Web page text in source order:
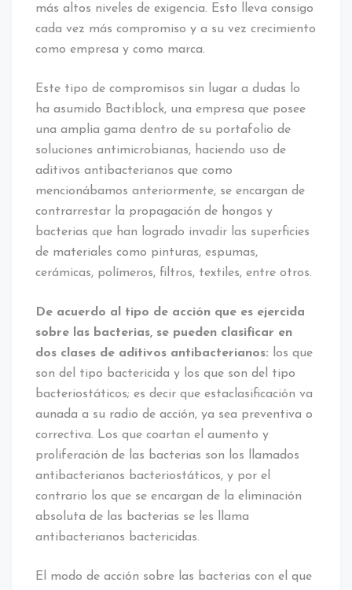
más altos niveles de exigencia. Esto lleva consigo
cada vez más compromiso y a su vez crecimiento
como empresa y como marca.
Este tipo de compromisos sin lugar a dudas lo
ha asumido Bactiblock, una empresa que posee
una amplia gama dentro de su portafolio de
soluciones antimicrobianas, haciendo uso de
aditivos antibacterianos que como
mencionábamos anteriormente, se encargan de
contrarrestar la propagación de hongos y
bacterias que han logrado invadir las superficies
de materiales como pinturas, espumas,
cerámicas, polímeros, filtros, textiles, entre otros.
De acuerdo al tipo de acción que es ejercida
sobre las bacterias, se pueden clasificar en
dos clases de aditivos antibacterianos: los que
son del tipo bactericida y los que son del tipo
bacteriostáticos; es decir que estaclasificación va
aunada a su radio de acción, ya sea preventiva o
correctiva. Los que coartan el aumento y
proliferación de las bacterias son los llamados
antibacterianos bacteriostáticos, y por el
contrario los que se encargan de la eliminación
absoluta de las bacterias se les llama
antibacterianos bactericidas.
El modo de acción sobre las bacterias con el que